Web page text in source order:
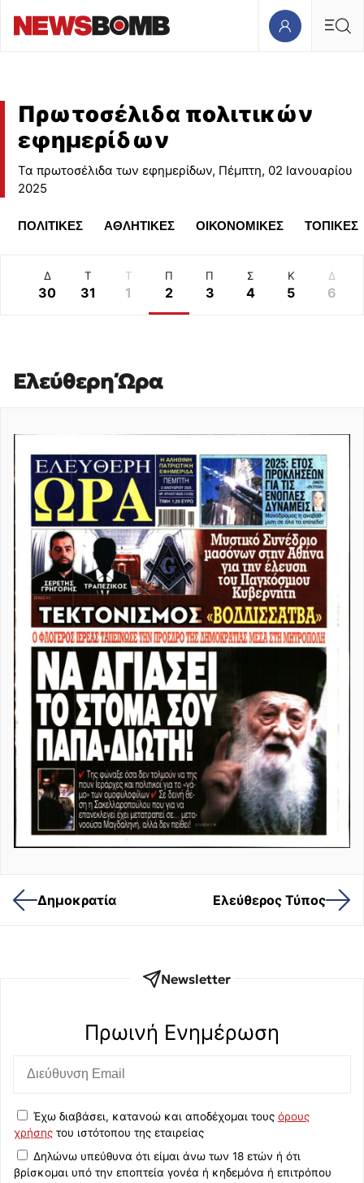
Πρωτοσέλιδα πολιτικών
εφημερίδων
Τα πρωτοσέλιδα των εφημερίδων, Πέμπτη, 02 Ιανουαρίου
2025
ΠΟΛΙΤΙΚΕΣ ΑΘΛΗΤΙΚΕΣ ΟΙΚΟΝΟΜΙΚΕΣ ΤΟΠΙΚΕΣ
Δ
30
Τ
31
Τ
1
Π
2
Π
3
Σ
4
Κ
5
Δ
6
Ελεύθερη Ώρα
Δημοκρατία Ελεύθερος Τύπος
Newsletter
Πρωινή Eνημέρωση
Έχω διαβάσει, κατανοώ και αποδέχομαι τους όρους
χρήσης του ιστότοπου της εταιρείας
Δηλώνω υπεύθυνα ότι είμαι άνω των 18 ετών ή ότι
βρίσκομαι υπό την εποπτεία γονέα ή κηδεμόνα ή επιτρόπου